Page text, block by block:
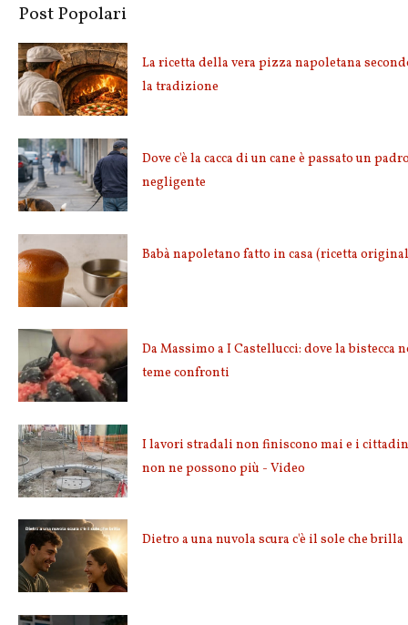
Post Popolari
La ricetta della vera pizza napoletana
la tradizione
Dove c'è la cacca di un cane è passato un
negligente
Babà napoletano fatto in casa (ricetta
Da Massimo a I Castellucci: dove la bistecca
teme confronti
I lavori stradali non finiscono mai e i
non ne possono più - Video
Dietro a una nuvola scura c'è il sole che brilla